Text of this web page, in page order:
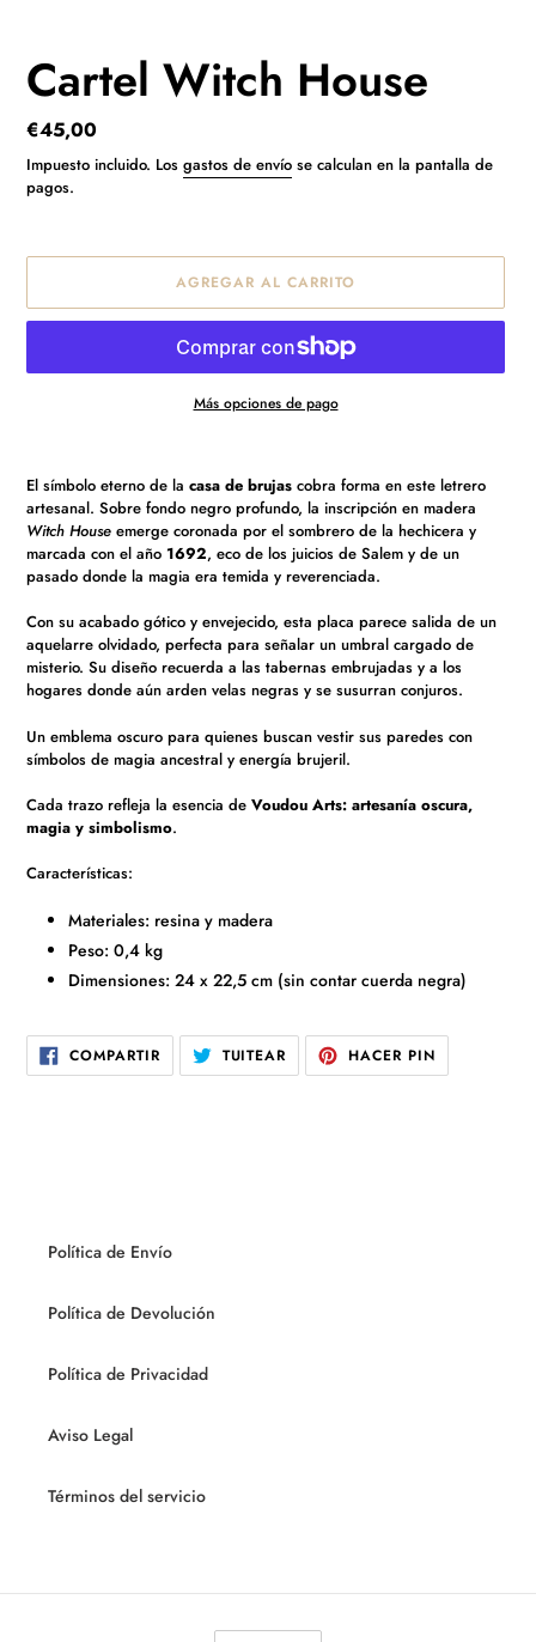
Cartel Witch House
Precio
habitual
€45,00
Impuesto incluido. Los gastos de envío se calculan en la pantalla de
pagos.
AGREGAR AL CARRITO
Más opciones de pago
producto
a
tu
carrito
de
El símbolo eterno de la casa de brujas cobra forma en este letrero
artesanal. Sobre fondo negro profundo, la inscripción en madera
Witch House emerge coronada por el sombrero de la hechicera y
marcada con el año 1692, eco de los juicios de Salem y de un
pasado donde la magia era temida y reverenciada.
Con su acabado gótico y envejecido, esta placa parece salida de un
aquelarre olvidado, perfecta para señalar un umbral cargado de
misterio. Su diseño recuerda a las tabernas embrujadas y a los
hogares donde aún arden velas negras y se susurran conjuros.
Un emblema oscuro para quienes buscan vestir sus paredes con
símbolos de magia ancestral y energía brujeril.
Cada trazo refleja la esencia de Voudou Arts: artesanía oscura,
magia y simbolismo.
Características:
Materiales: resina y madera
Peso: 0,4 kg
Dimensiones: 24 x 22,5 cm (sin contar cuerda negra)
COMPARTIRCOMPARTIR
EN
FACEBOOK
TUITEAR TUITEAR
EN
TWITTER
HACER PINPINEAR
EN
PINTEREST
Política de Envío
Política de Devolución
Política de Privacidad
Aviso Legal
Términos del servicio